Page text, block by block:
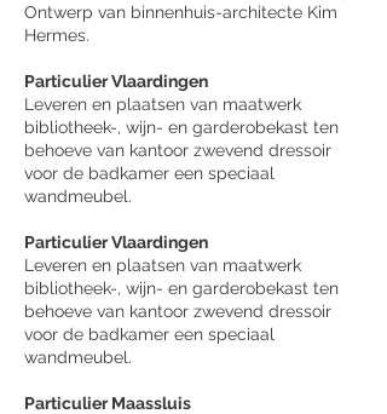
Ontwerp van binnenhuis-architecte Kim
Hermes.
Particulier Vlaardingen
Leveren en plaatsen van maatwerk
bibliotheek-, wijn- en garderobekast ten
behoeve van kantoor zwevend dressoir
voor de badkamer een speciaal
wandmeubel.
Particulier Vlaardingen
Leveren en plaatsen van maatwerk
bibliotheek-, wijn- en garderobekast ten
behoeve van kantoor zwevend dressoir
voor de badkamer een speciaal
wandmeubel.
Particulier Maassluis